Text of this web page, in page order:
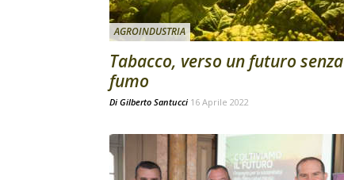
AGROINDUSTRIA
Tabacco, verso un futuro senza
fumo
Di Gilberto Santucci 16 Aprile 2022